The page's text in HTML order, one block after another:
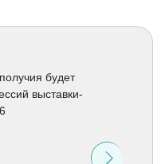
будет
выставки-